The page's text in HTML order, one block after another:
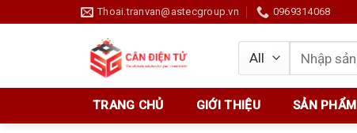
to
Thoai.tranvan@astecgroup.vn 0969314068
Tìm
kiếm:
TRANG CHỦ GIỚI THIỆU SẢN PHẨM